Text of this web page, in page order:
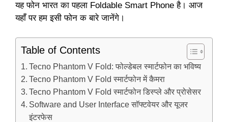
यह फोन भारत का पहला Foldable Smart Phone है। आज
यहाँ पर हम इसी फोन क बारे जानेंगे।
Table of Contents
Tecno Phantom V Fold: फोल्डेबल स्मार्टफोन का भविष्य
Tecno Phantom V Fold स्मार्टफोन में कैमरा
Tecno Phantom V Fold स्मार्टफोन डिस्प्ले और प्रोसेसर
Software and User Interface सॉफ्टवेयर और यूजर
इंटरफेस